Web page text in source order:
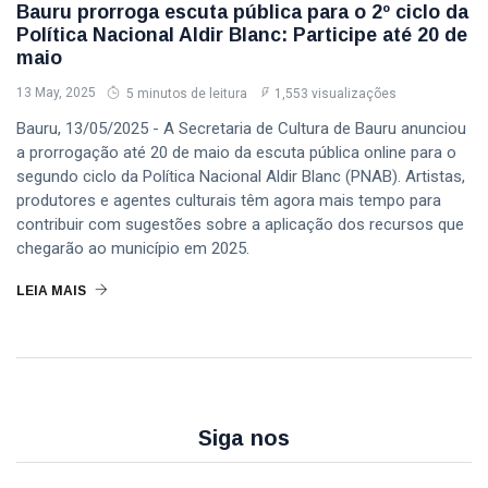
Como
Participar
2026
Encerram
Como
Participar
CIDADE
Bauru recebe
evento
gratuito
exclusivo
sobre milhas e
acúmulo de
pontos
Aug,
2026
visualizações
Tags
T
Vagas De Emprego Bauru
Bauru prorroga escuta pública para o 2º ciclo da
Política Nacional Aldir Blanc: Participe até 20 de
maio
13 May, 2025 5 minutos de leitura 1,553 visualizações
Bauru, 13/05/2025 - A Secretaria de Cultura de Bauru anunciou
a prorrogação até 20 de maio da escuta pública online para o
segundo ciclo da Política Nacional Aldir Blanc (PNAB). Artistas,
produtores e agentes culturais têm agora mais tempo para
contribuir com sugestões sobre a aplicação dos recursos que
chegarão ao município em 2025.
LEIA MAIS
Siga nos